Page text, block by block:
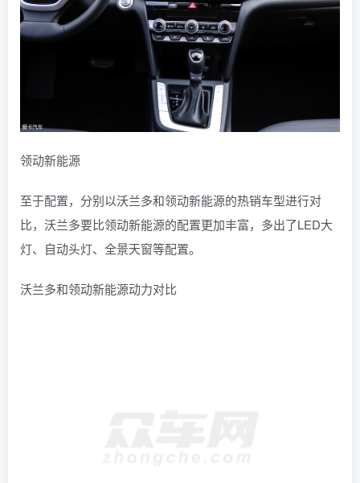
领动新能源
至于配置，分别以沃兰多和领动新能源的热销车型进行对
比，沃兰多要比领动新能源的配置更加丰富，多出了LED大
灯、自动头灯、全景天窗等配置。
沃兰多和领动新能源动力对比